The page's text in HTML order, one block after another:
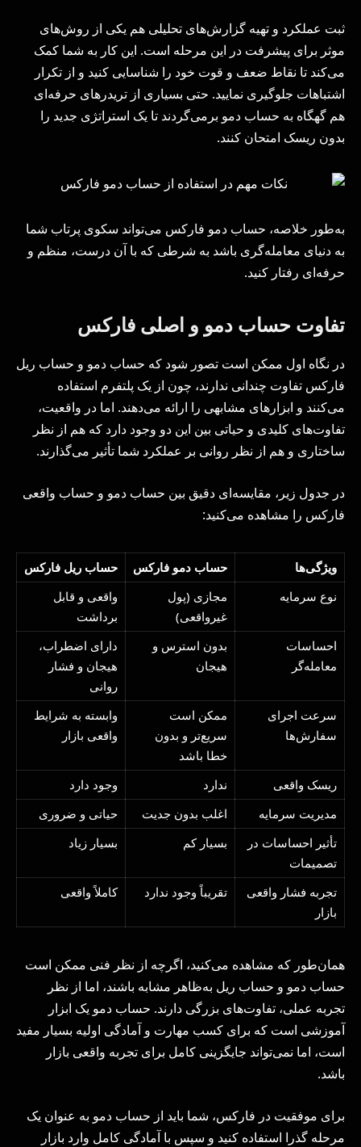
ثبت عملکرد و تهیه گزارش‌های تحلیلی هم یکی از روش‌های
موثر برای پیشرفت در این مرحله است. این کار به شما کمک
می‌کند تا نقاط ضعف و قوت خود را شناسایی کنید و از تکرار
اشتباهات جلوگیری نمایید. حتی بسیاری از تریدرهای حرفه‌ای
هم گهگاه به حساب دمو برمی‌گردند تا یک استراتژی جدید را
بدون ریسک امتحان کنند.
به‌طور خلاصه، حساب دمو فارکس می‌تواند سکوی پرتاب شما
به دنیای معامله‌گری باشد به شرطی که با آن درست، منظم و
حرفه‌ای رفتار کنید.
تفاوت حساب دمو و اصلی فارکس
در نگاه اول ممکن است تصور شود که حساب دمو و حساب ریل
فارکس تفاوت چندانی ندارند، چون از یک پلتفرم استفاده
می‌کنند و ابزارهای مشابهی را ارائه می‌دهند. اما در واقعیت،
تفاوت‌های کلیدی و حیاتی بین این دو وجود دارد که هم از نظر
ساختاری و هم از نظر روانی بر عملکرد شما تأثیر می‌گذارند.
در جدول زیر، مقایسه‌ای دقیق بین حساب دمو و حساب واقعی
فارکس را مشاهده می‌کنید:
ویژگی‌ها حساب دمو فارکس
حساب ریل فارکس
نوع سرمایه
مجازی (پول
غیرواقعی)
واقعی و قابل
برداشت
احساسات
معامله‌گر
بدون استرس و
هیجان
دارای اضطراب،
هیجان و فشار
روانی
سرعت اجرای
سفارش‌ها
ممکن است
سریع‌تر و بدون
خطا باشد
وابسته به شرایط
واقعی بازار
ریسک واقعی ندارد
وجود دارد
مدیریت سرمایه
اغلب بدون جدیت
حیاتی و ضروری
تأثیر احساسات در
تصمیمات
بسیار کم بسیار زیاد
تجربه فشار واقعی
بازار
تقریباً وجود ندارد کاملاً واقعی
همان‌طور که مشاهده می‌کنید، اگرچه از نظر فنی ممکن است
حساب دمو و حساب ریل به‌ظاهر مشابه باشند، اما از نظر
تجربه عملی، تفاوت‌های بزرگی دارند. حساب دمو یک ابزار
آموزشی است که برای کسب مهارت و آمادگی اولیه بسیار مفید
است، اما نمی‌تواند جایگزینی کامل برای تجربه واقعی بازار
باشد.
برای موفقیت در فارکس، شما باید از حساب دمو به عنوان یک
مرحله گذرا استفاده کنید و سپس با آمادگی کامل وارد بازار